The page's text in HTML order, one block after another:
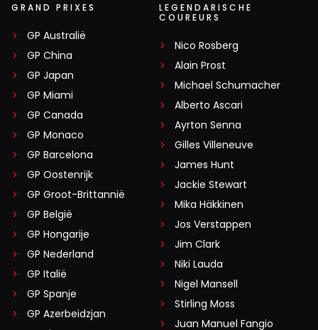
GRAND PRIXES
GP Australië
GP China
GP Japan
GP Miami
GP Canada
GP Monaco
GP Barcelona
GP Oostenrijk
GP Groot-Brittannië
GP België
GP Hongarije
GP Nederland
GP Italië
GP Spanje
GP Azerbeidzjan
LEGENDARISCHE
COUREURS
Nico Rosberg
Alain Prost
Michael Schumacher
Alberto Ascari
Ayrton Senna
Gilles Villeneuve
James Hunt
Jackie Stewart
Mika Häkkinen
Jos Verstappen
Jim Clark
Niki Lauda
Nigel Mansell
Stirling Moss
Juan Manuel Fangio